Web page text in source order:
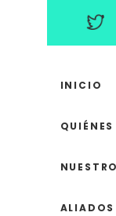
INICIO
ALIADOS